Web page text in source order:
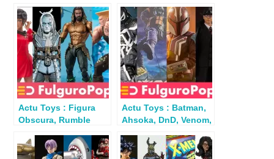
Actu Toys : Figura
Obscura, Rumble
Aquaman, Conan…
Actu Toys : Batman,
Ahsoka, DnD, Venom,